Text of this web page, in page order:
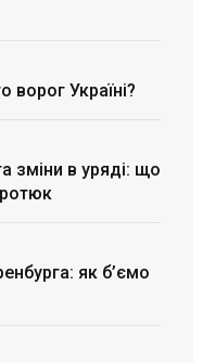
ворог Україні?
зміни в уряді: що
як б’ємо